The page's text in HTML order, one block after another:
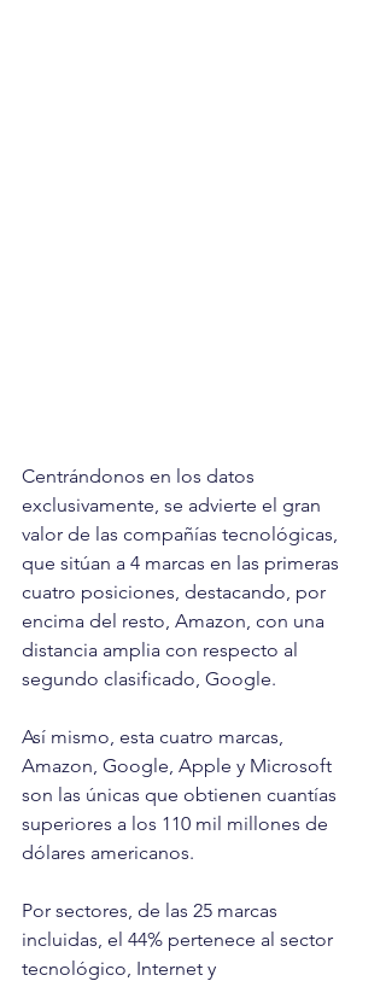
Centrándonos en los datos
exclusivamente, se advierte el gran
valor de las compañías tecnológicas,
que sitúan a 4 marcas en las primeras
cuatro posiciones, destacando, por
encima del resto, Amazon, con una
distancia amplia con respecto al
segundo clasificado, Google.
Así mismo, esta cuatro marcas,
Amazon, Google, Apple y Microsoft
son las únicas que obtienen cuantías
superiores a los 110 mil millones de
dólares americanos.
Por sectores, de las 25 marcas
incluidas, el 44% pertenece al sector
tecnológico, Internet y